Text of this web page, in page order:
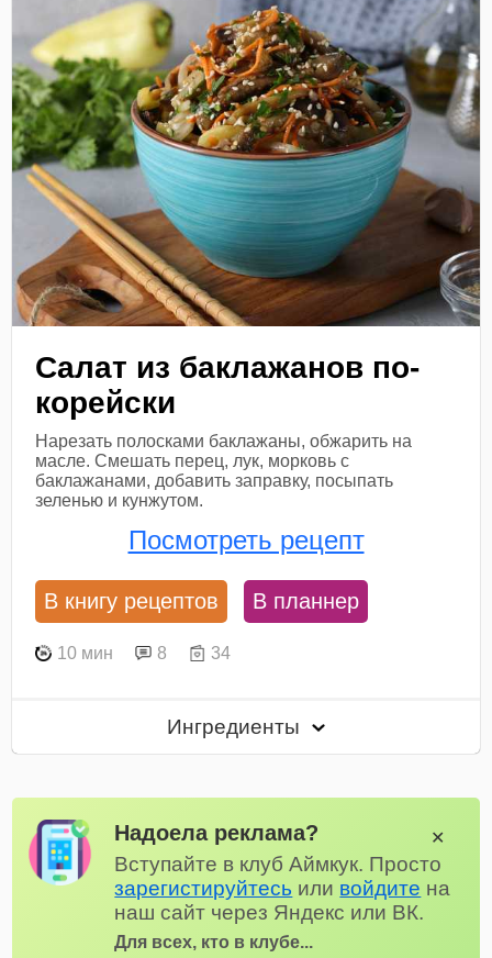
Салат из баклажанов по-
корейски
Нарезать полосками баклажаны, обжарить на
масле. Смешать перец, лук, морковь с
баклажанами, добавить заправку, посыпать
зеленью и кунжутом.
Посмотреть рецепт
В книгу рецептов В планнер
10 мин 8 34
Ингредиенты
Надоела реклама?
Вступайте в клуб Аймкук. Просто
зарегистируйтесь или войдите на
наш сайт через Яндекс или ВК.
Для всех, кто в клубе...
✕